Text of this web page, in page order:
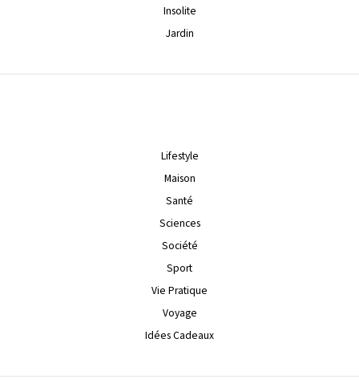
Insolite
Jardin
Lifestyle
Maison
Santé
Sciences
Société
Sport
Vie Pratique
Voyage
Idées Cadeaux